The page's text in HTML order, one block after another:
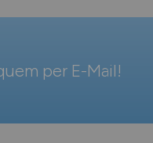
per E-Mail!